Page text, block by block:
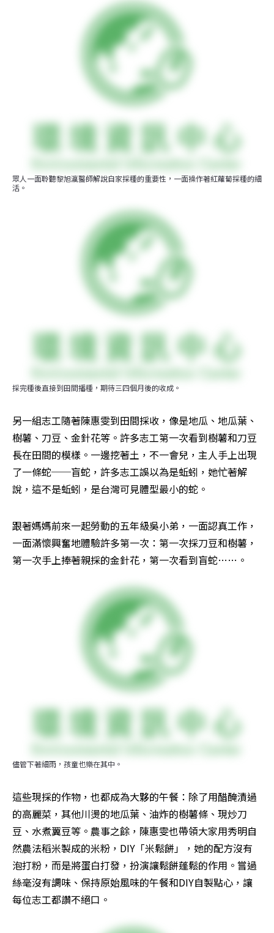
眾人一面聆聽黎旭瀛醫師解說自家採種的重要性，一面操作著紅蘿蔔採種的細
活。
採完種後直接到田間播種，期待三四個月後的收成。
另一組志工隨著陳惠雯到田間採收，像是地瓜、地瓜葉、
樹薯、刀豆、金針花等。許多志工第一次看到樹薯和刀豆
長在田間的模樣。一邊挖著土，不一會兒，主人手上出現
了一條蛇──盲蛇，許多志工誤以為是蚯蚓，她忙著解
說，這不是蚯蚓，是台灣可見體型最小的蛇。
跟著媽媽前來一起勞動的五年級吳小弟，一面認真工作，
一面滿懷興奮地體驗許多第一次：第一次採刀豆和樹薯，
第一次手上捧著親採的金針花，第一次看到盲蛇……。
儘管下著細雨，孩童也樂在其中。
這些現採的作物，也都成為大夥的午餐：除了用醋醃漬過
的高麗菜，其他川燙的地瓜葉、油炸的樹薯條、現炒刀
豆、水煮翼豆等。農事之餘，陳惠雯也帶領大家用秀明自
然農法稻米製成的米粉，DIY「米鬆餅」，她的配方沒有
泡打粉，而是將蛋白打發，扮演讓鬆餅蓬鬆的作用。嘗過
絲毫沒有調味、保持原始風味的午餐和DIY自製點心，讓
每位志工都讚不絕口。